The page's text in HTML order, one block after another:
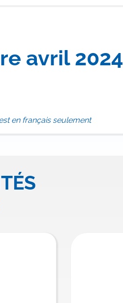
avril 2024
en français seulement